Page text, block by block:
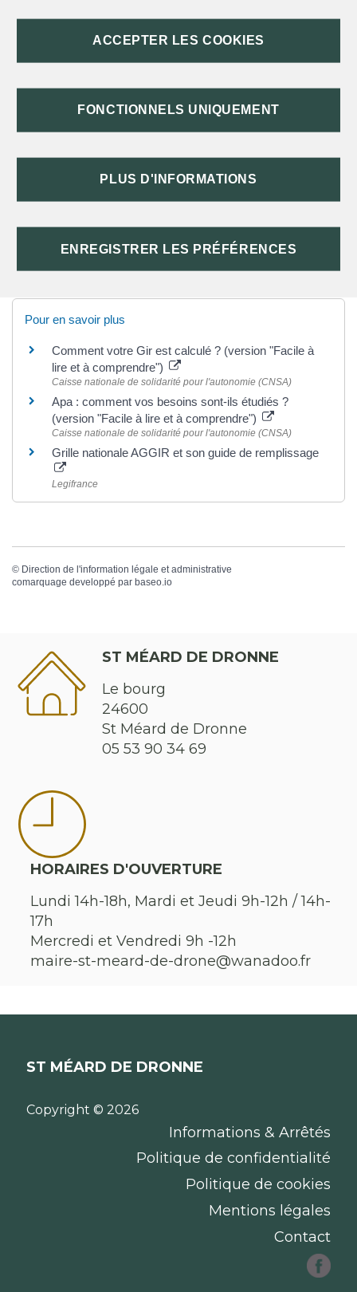
ACCEPTER LES COOKIES
FONCTIONNELS UNIQUEMENT
PLUS D'INFORMATIONS
ENREGISTRER LES PRÉFÉRENCES
DE QUOI S'AGIT-IL ?
ACTIVITÉS ÉVALUÉES
CLASSEMENT DANS UN GROUPE GIR
CHANGEMENT DE GIR
Pour en savoir plus
Comment votre Gir est calculé ? (version "Facile à
lire et à comprendre")
Caisse nationale de solidarité pour l'autonomie (CNSA)
Apa : comment vos besoins sont-ils étudiés ?
(version "Facile à lire et à comprendre")
Caisse nationale de solidarité pour l'autonomie (CNSA)
Grille nationale AGGIR et son guide de remplissage
Legifrance
© Direction de l'information légale et administrative
comarquage developpé par baseo.io
ST MÉARD DE DRONNE
Le bourg
24600
St Méard de Dronne
05 53 90 34 69
HORAIRES D'OUVERTURE
Lundi 14h-18h, Mardi et Jeudi 9h-12h / 14h-
17h
Mercredi et Vendredi 9h -12h
maire-st-meard-de-drone@wanadoo.fr
ST MÉARD DE DRONNE
Copyright © 2026
Informations & Arrêtés
Politique de confidentialité
Politique de cookies
Mentions légales
Contact